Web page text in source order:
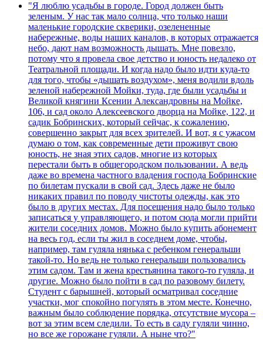
"Я люблю усадьбы в городе. Город должен быть
зеленым. У нас так мало солнца, что только наши
маленькие городские скверики, озелененные
набережные, воды наших каналов, в которых отражается
небо, дают нам возможность дышать. Мне повезло,
потому что я провела свое детство и юность недалеко от
Театральной площади. И когда надо было идти куда-то
для того, чтобы «дышать воздухом», меня водили вдоль
зеленой набережной Мойки, туда, где были усадьбы и
Великой княгини Ксении Александровны на Мойке,
106, и сад около Алексеевского дворца на Мойке, 122, и
садик Бобринских, который сейчас, к сожалению,
совершенно закрыт для всех зрителей. И вот, я с ужасом
думаю о том, как современные дети проживут свою
юность, не зная этих садов, многие из которых
перестали быть в общегородском пользовании. А ведь
даже во времена частного владения господа Бобринские
по билетам пускали в свой сад. Здесь даже не было
никаких правил по поводу чистоты одежды, как это
было в других местах. Для посещения надо было только
записаться у управляющего, и потом сюда могли прийти
жители соседних домов. Можно было купить абонемент
на весь год, если ты жил в соседнем доме, чтобы,
например, там гуляла нянька с ребенком генеральши
такой-то. Но ведь не только генеральши пользовались
этим садом. Там и жена крестьянина такого-то гуляла, и
другие. Можно было пойти в сад по разовому билету.
Студент с барышней, который осматривал соседние
участки, мог спокойно погулять в этом месте. Конечно,
важным было соблюдение порядка, отсутствие мусора –
вот за этим всем следили. То есть в саду гуляли чинно,
но все же горожане гуляли. А ныне что?"